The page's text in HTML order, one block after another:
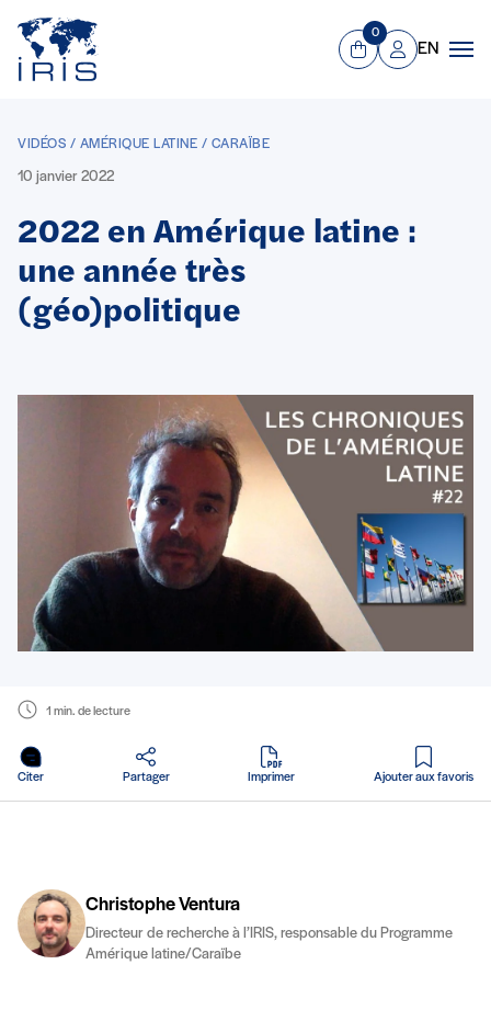
Aller au contenu principal
Panier
0
Mon compte
EN
VIDÉOS / AMÉRIQUE LATINE / CARAÏBE
10 janvier 2022
2022 en Amérique latine :
une année très
(géo)politique
1 min. de lecture
Citer Partager Imprimer
en PDF
Ajouter aux favoris
Christophe Ventura
Directeur de recherche à l’IRIS, responsable du Programme
Amérique latine/Caraïbe